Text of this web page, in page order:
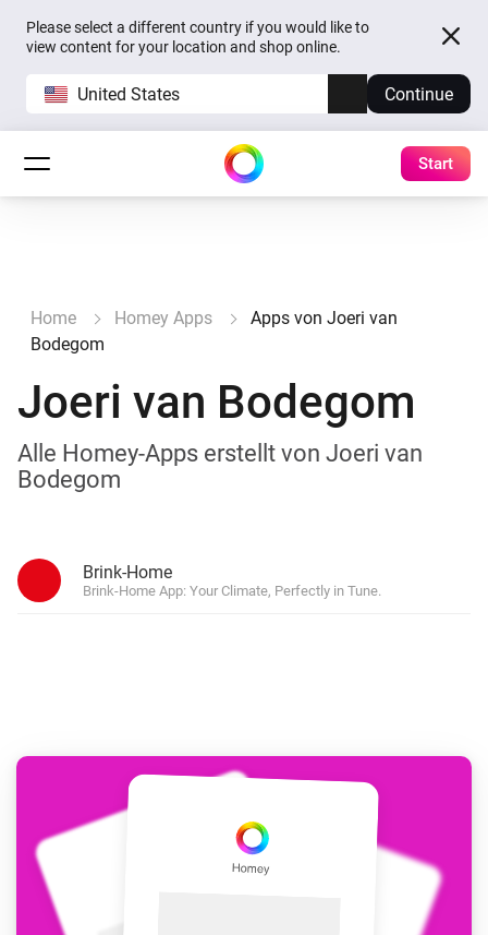
Please select a different country if you would like to
view content for your location and shop online.
United States Continue
Start
Home Homey Apps
Apps von Joeri van
Bodegom
Joeri van Bodegom
Alle Homey-Apps erstellt von Joeri van
Bodegom
Brink-Home
Brink-Home App: Your Climate, Perfectly in Tune.